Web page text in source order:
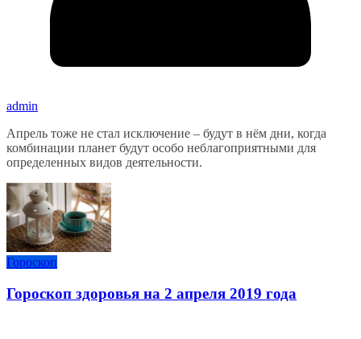
admin
Апрель тоже не стал исключение – будут в нём дни, когда
комбинации планет будут особо неблагоприятными для
определенных видов деятельности.
Гороскоп
Гороскоп здоровья на 2 апреля 2019 года